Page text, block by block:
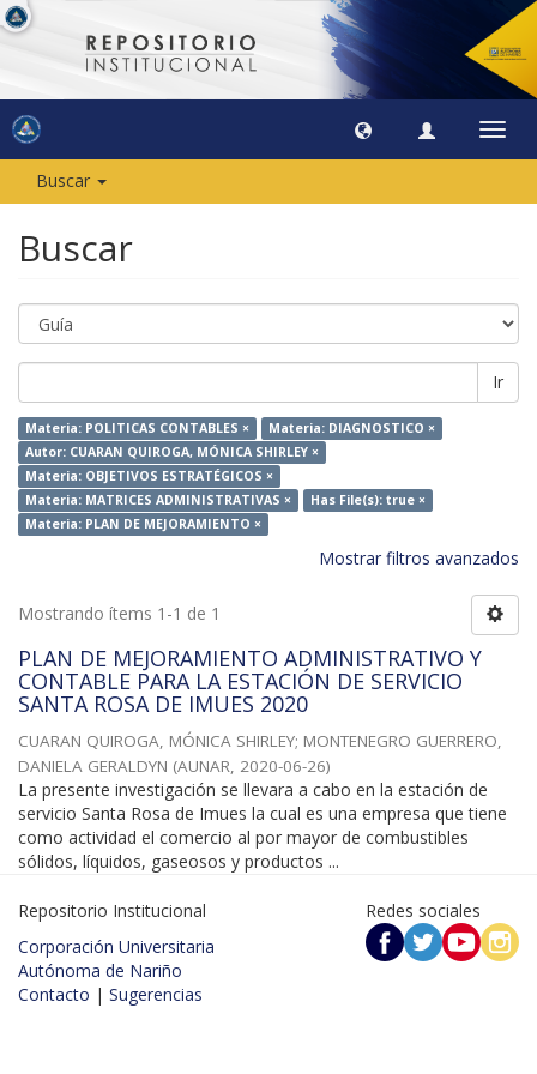
Buscar
Buscar
Ir
Materia: POLITICAS CONTABLES ×
Materia: DIAGNOSTICO ×
Autor: CUARAN QUIROGA, MÓNICA SHIRLEY ×
Materia: OBJETIVOS ESTRATÉGICOS ×
Materia: MATRICES ADMINISTRATIVAS ×
Has File(s): true ×
Materia: PLAN DE MEJORAMIENTO ×
Mostrar filtros avanzados
Mostrando ítems 1-1 de 1
PLAN DE MEJORAMIENTO ADMINISTRATIVO Y
CONTABLE PARA LA ESTACIÓN DE SERVICIO
SANTA ROSA DE IMUES 2020
CUARAN QUIROGA, MÓNICA SHIRLEY; MONTENEGRO GUERRERO,
DANIELA GERALDYN (AUNAR, 2020-06-26)
La presente investigación se llevara a cabo en la estación de
servicio Santa Rosa de Imues la cual es una empresa que tiene
como actividad el comercio al por mayor de combustibles
sólidos, líquidos, gaseosos y productos ...
Repositorio Institucional
Corporación Universitaria
Autónoma de Nariño
Contacto | Sugerencias
Redes sociales